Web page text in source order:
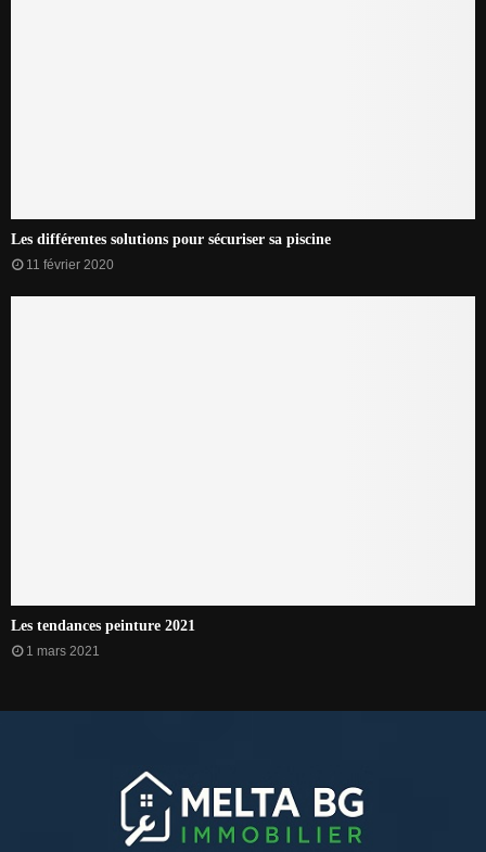
Les différentes solutions pour sécuriser sa piscine
11 février 2020
Les tendances peinture 2021
1 mars 2021